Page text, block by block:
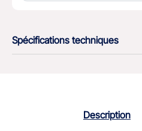
Spécifications techniques
Description